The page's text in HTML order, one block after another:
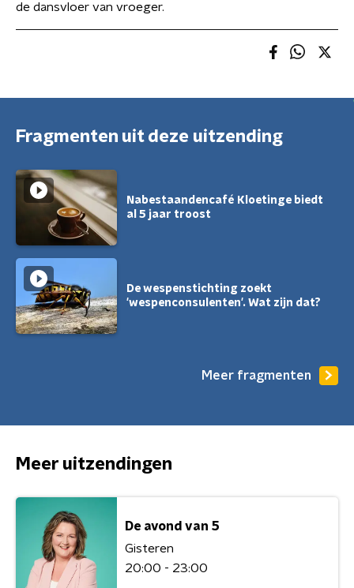
de dansvloer van vroeger.
Fragmenten uit deze uitzending
Nabestaandencafé Kloetinge biedt
al 5 jaar troost
De wespenstichting zoekt
'wespenconsulenten'. Wat zijn dat?
Meer fragmenten
Meer uitzendingen
De avond van 5
Gisteren
20:00 - 23:00